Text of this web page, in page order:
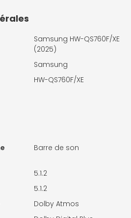
Samsung HW-QS760F/XE
(2025)
Samsung
HW-QS760F/XE
Barre de son
5.1.2
5.1.2
Dolby Atmos